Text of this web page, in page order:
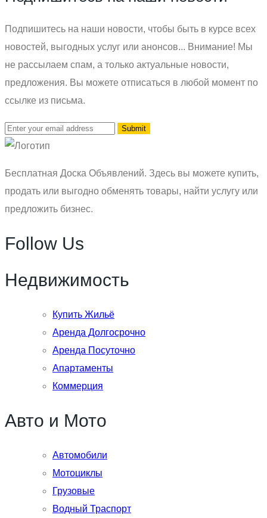
Подпишитесь на наши новости, чтобы быть в курсе всех
новостей, выгодных услуг или анонсов... Внимание! Мы
не рассылаем спам, а только актуальные новости,
предложения. Вы можете отписаться в любой момент по
ссылке из письма.
Бесплатная Доска Объявлений. Здесь вы можете купить,
продать или выгодно обменять товары, найти услугу или
предложить бизнес.
Follow Us
Недвижимость
Купить Жильё
Аренда Долгосрочно
Аренда Посуточно
Апартаменты
Коммерция
Авто и Мото
Автомобили
Мотоциклы
Грузовые
Водный Траспорт